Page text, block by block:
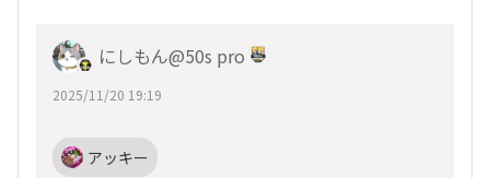
にしもん@50s pro
2025/11/20 19:19
アッキー